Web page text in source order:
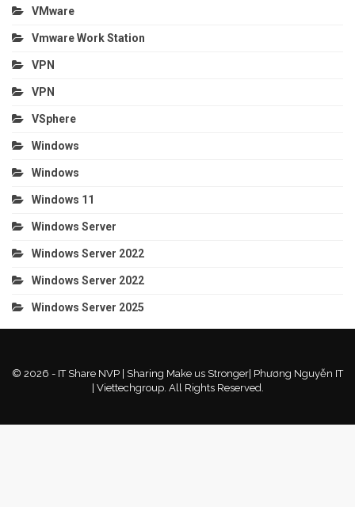
VMware
Vmware Work Station
VPN
VPN
VSphere
Windows
Windows
Windows 11
Windows Server
Windows Server 2022
Windows Server 2022
Windows Server 2025
© 2026 - IT Share NVP | Sharing Make us Stronger| Phương Nguyễn IT
| Viettechgroup. All Rights Reserved.